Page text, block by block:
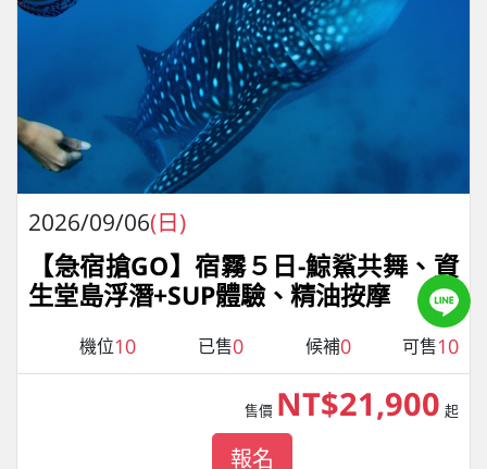
2026/09/06(日)
【急宿搶GO】宿霧５日-鯨鯊共舞、資
生堂島浮潛+SUP體驗、精油按摩
機位10 已售0 候補0 可售10
售價 NT$21,900 起
報名